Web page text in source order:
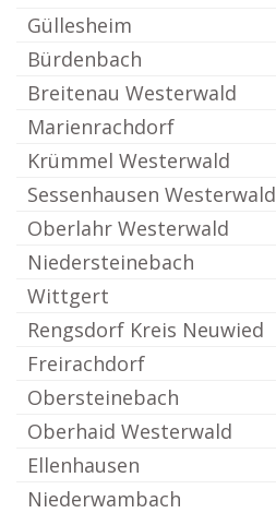
Güllesheim
Bürdenbach
Breitenau Westerwald
Marienrachdorf
Krümmel Westerwald
Sessenhausen Westerwald
Oberlahr Westerwald
Niedersteinebach
Wittgert
Rengsdorf Kreis Neuwied
Freirachdorf
Obersteinebach
Oberhaid Westerwald
Ellenhausen
Niederwambach